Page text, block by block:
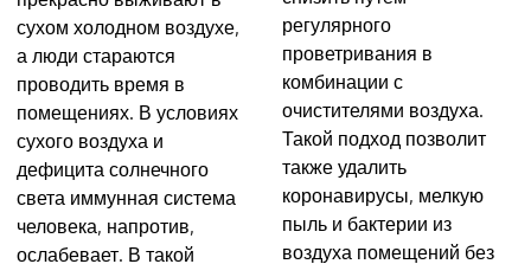
сухом холодном воздухе,
а люди стараются
проводить время в
помещениях. В условиях
сухого воздуха и
дефицита солнечного
света иммунная система
человека, напротив,
ослабевает. В такой
регулярного
проветривания в
комбинации с
очистителями воздуха.
Такой подход позволит
также удалить
коронавирусы, мелкую
пыль и бактерии из
воздуха помещений без